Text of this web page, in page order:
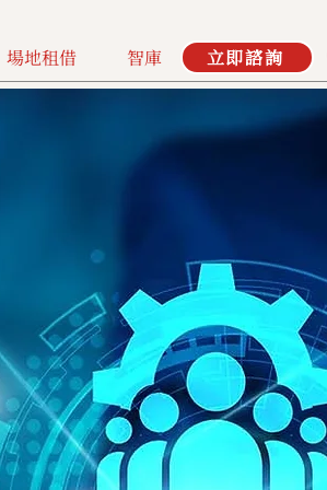
場地租借 智庫 立即諮詢